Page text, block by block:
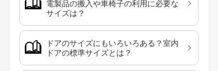
電製品の搬入や車椅子の利用に必要な
サイズは？
ドアのサイズにもいろいろある？室内
ドアの標準サイズとは？